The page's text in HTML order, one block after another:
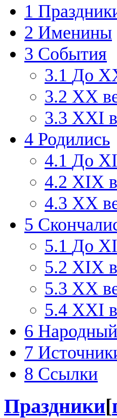
1
2 Именины
3 События
3.1 До
3.2 XX
3.3 XXI
4 Родились
4.1 До
4.2 XIX
4.3 XX
5
5.1 До
5.2 XIX
5.3 XX
5.4 XXI
6
7
8 Ссылки
Праздники[